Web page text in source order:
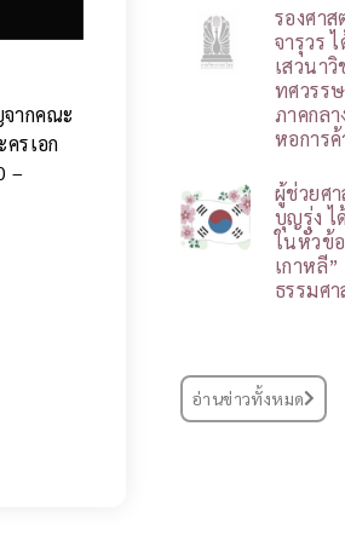
ากคณะ
รเอก
–
รองศา
จารุวร
เสวนา
ทศวรร
ภาคกล
หอการ
ผู้ช่วยศ
บุญรุ่ง ไ
ในหัวข้
เกาหลี
ธรรมศ
อ่านข่าวทั้งหมด